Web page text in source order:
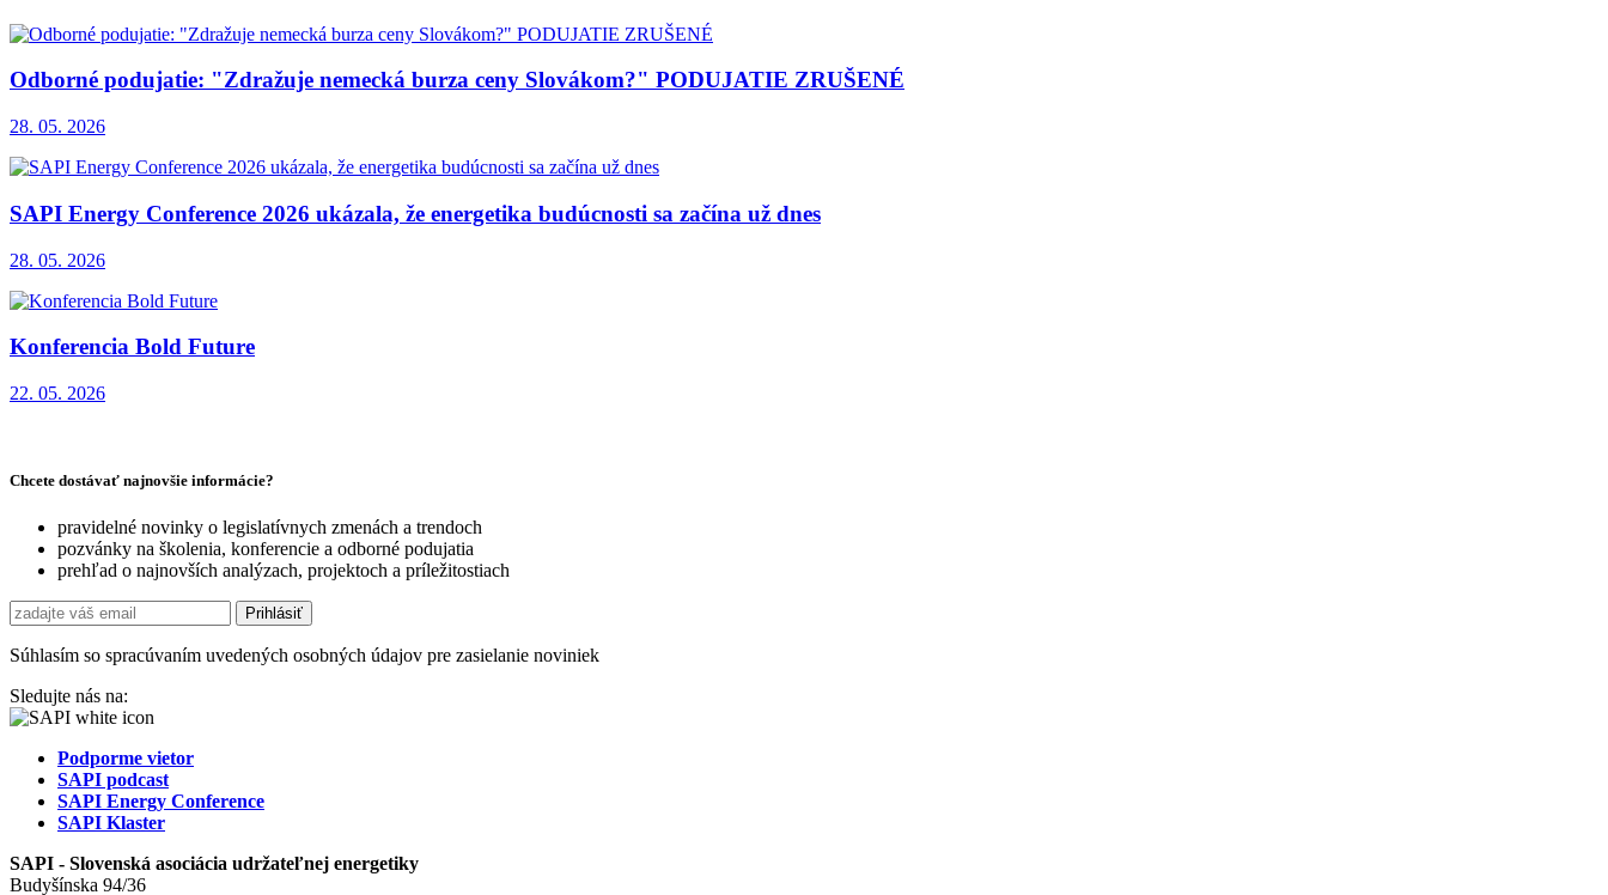
Odborné podujatie: "Zdražuje nemecká burza ceny Slovákom?" PODUJATIE ZRUŠENÉ
28. 05. 2026
SAPI Energy Conference 2026 ukázala, že energetika budúcnosti sa začína už dnes
28. 05. 2026
Konferencia Bold Future
22. 05. 2026
Chcete dostávať najnovšie informácie?
pravidelné novinky o legislatívnych zmenách a trendoch
pozvánky na školenia, konferencie a odborné podujatia
prehľad o najnovších analýzach, projektoch a príležitostiach
Súhlasím so spracúvaním uvedených osobných údajov pre zasielanie noviniek
Sledujte nás na:
Podporme vietor
SAPI podcast
SAPI Energy Conference
SAPI Klaster
SAPI - Slovenská asociácia udržateľnej energetiky
Budyšínska 94/36